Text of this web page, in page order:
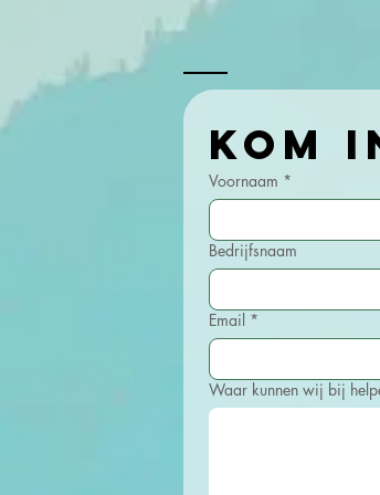
verandering
Rabobank
Voornaam *
Bedrijfsnaam
Email *
Waar kunnen wij bij